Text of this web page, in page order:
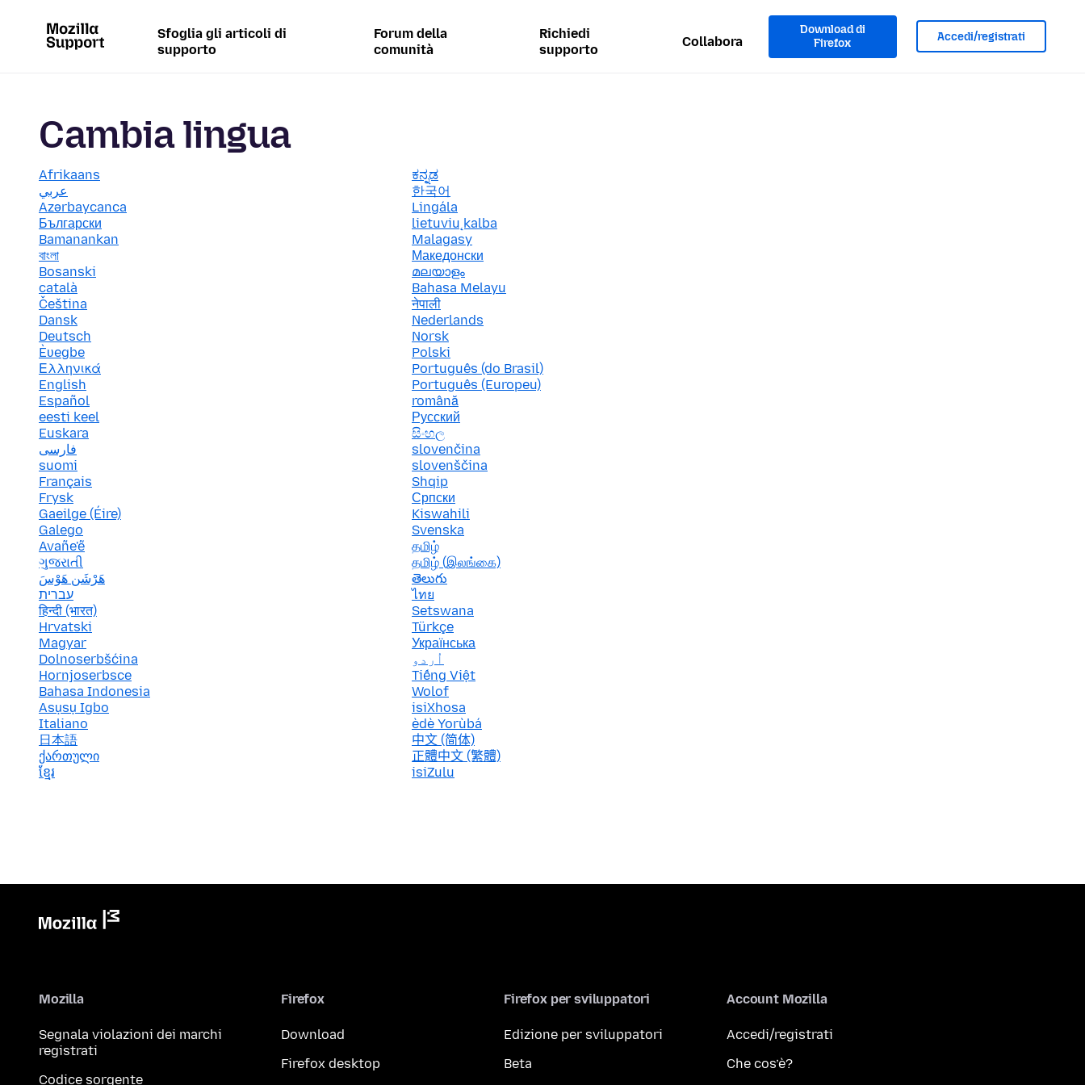
Sfoglia gli articoli di
supporto
Forum della
comunità
Richiedi
supporto
Collabora
Download di
Firefox
Accedi/registrati
Cambia lingua
Afrikaans
عربي
Azərbaycanca
Български
Bamanankan
বাংলা
Bosanski
català
Čeština
Dansk
Deutsch
Èʋegbe
Ελληνικά
English
Español
eesti keel
Euskara
فارسی
suomi
Français
Frysk
Gaeilge (Éire)
Galego
Avañe'ẽ
ગુજરાતી
هَرْشَن هَوْسَ
עברית
हिन्दी (भारत)
Hrvatski
Magyar
Dolnoserbšćina
Hornjoserbsce
Bahasa Indonesia
Asụsụ Igbo
Italiano
日本語
ქართული
ខ្មែរ
ಕನ್ನಡ
한국어
Lingála
lietuvių kalba
Malagasy
Македонски
മലയാളം
Bahasa Melayu
नेपाली
Nederlands
Norsk
Polski
Português (do Brasil)
Português (Europeu)
română
Русский
සිංහල
slovenčina
slovenščina
Shqip
Српски
Kiswahili
Svenska
தமிழ்
தமிழ் (இலங்கை)
తెలుగు
ไทย
Setswana
Türkçe
Українська
اُردو
Tiếng Việt
Wolof
isiXhosa
èdè Yorùbá
中文 (简体)
正體中文 (繁體)
isiZulu
Mozilla
Segnala violazioni dei marchi
registrati
Codice sorgente
Firefox
Download
Firefox desktop
Firefox per sviluppatori
Edizione per sviluppatori
Beta
Account Mozilla
Accedi/registrati
Che cos’è?